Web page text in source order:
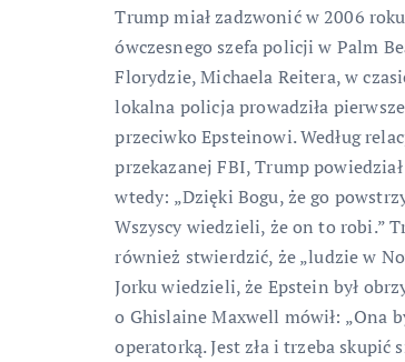
Trump miał zadzwonić w 2006
ówczesnego szefa policji w Palm
Florydzie, Michaela Reitera, w
lokalna policja prowadziła
przeciwko Epsteinowi. Według
przekazanej FBI, Trump
wtedy: „Dzięki Bogu, że go
Wszyscy wiedzieli, że on to robi.”
również stwierdzić, że „ludzie w
Jorku wiedzieli, że Epstein był
o Ghislaine Maxwell mówił: „Ona
operatorką. Jest zła i trzeba skupić